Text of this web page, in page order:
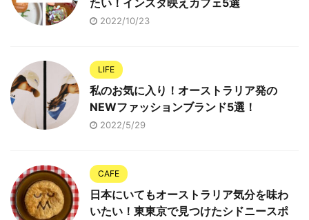
たい！インスタ映えカフェ5選
2022/10/23
LIFE
私のお気に入り！オーストラリア発の
NEWファッションブランド5選！
2022/5/29
CAFE
日本にいてもオーストラリア気分を味わ
いたい！東東京で見つけたシドニースポ